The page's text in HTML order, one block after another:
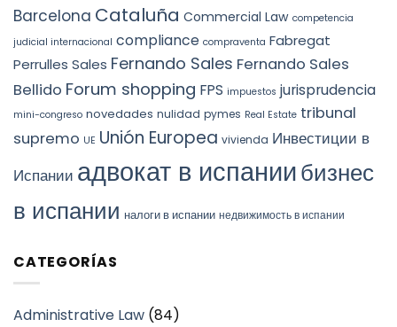
Barcelona Cataluña Commercial Law competencia
judicial internacional compliance compraventa Fabregat
Perrulles Sales Fernando Sales Fernando Sales
Bellido Forum shopping FPS impuestos jurisprudencia
mini-congreso novedades nulidad pymes Real Estate tribunal
supremo UE Unión Europea vivienda Инвестиции в
Испании адвокат в испаниибизнес
в испании налоги в испании недвижимость в испании
CATEGORÍAS
Administrative Law (84)